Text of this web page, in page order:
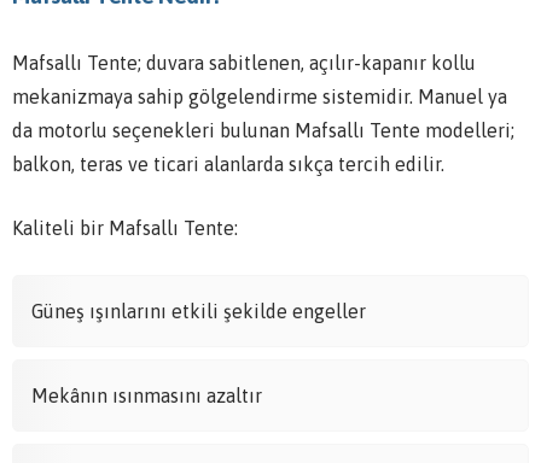
Mafsallı Tente; duvara sabitlenen, açılır-kapanır kollu
mekanizmaya sahip gölgelendirme sistemidir. Manuel ya
da motorlu seçenekleri bulunan Mafsallı Tente modelleri;
balkon, teras ve ticari alanlarda sıkça tercih edilir.
Kaliteli bir Mafsallı Tente:
Güneş ışınlarını etkili şekilde engeller
Mekânın ısınmasını azaltır